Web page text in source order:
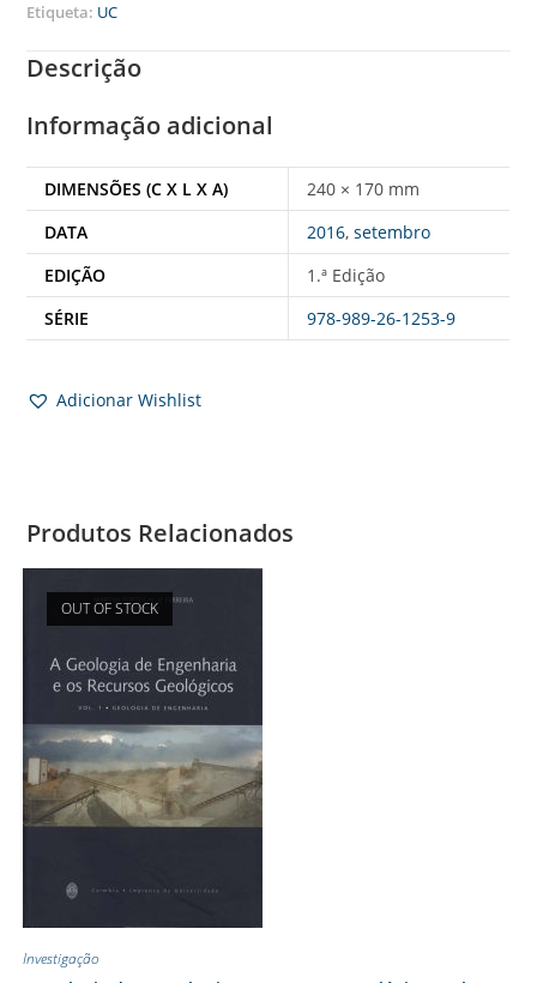
Etiqueta: UC
Descrição
Informação adicional
DIMENSÕES (C X L X A)
240 × 170 mm
DATA
2016,setembro
EDIÇÃO
1.ª Edição
SÉRIE
978-989-26-1253-9
Adicionar Wishlist
Produtos Relacionados
OUT OF STOCK
Investigação